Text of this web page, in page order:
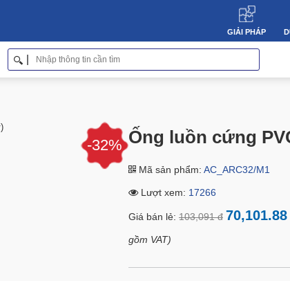
GIẢI PHÁP
-32% Ống luồn cứng
Mã sản phẩm: AC_ARC32/M1
Lượt xem: 17266
Giá bán lẻ: 103,091 đ
gồm VAT)